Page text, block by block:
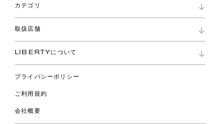
ショッピングバッグ
お問い合わせ
よくあるご質問
ご利用ガイド
カテゴリ
コレクション
ファブリックス
バッグ
ウェア
ライフスタイル
スペシャル
取扱店舗
リバティ・ファブリックス
LIBERTYについて
プライバシーポリシー
ご利用規約
会社概要